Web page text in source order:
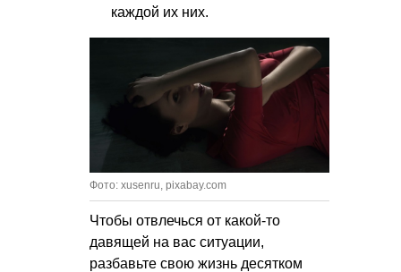
каждой их них.
Фото: xusenru, pixabay.com
Чтобы отвлечься от какой-то
давящей на вас ситуации,
разбавьте свою жизнь десятком